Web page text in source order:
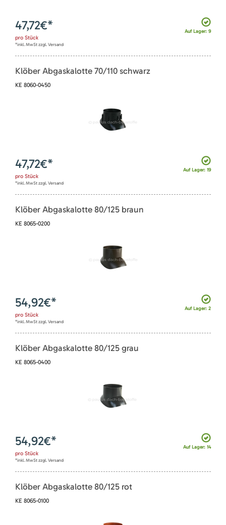
Auf Lager: 9
47,72€*
pro Stück
*inkl. MwSt zzgl. Versand
Klöber Abgaskalotte 70/110 schwarz
KE 8060-0450
Auf Lager: 19
47,72€*
pro Stück
*inkl. MwSt zzgl. Versand
Klöber Abgaskalotte 80/125 braun
KE 8065-0200
Auf Lager: 2
54,92€*
pro Stück
*inkl. MwSt zzgl. Versand
Klöber Abgaskalotte 80/125 grau
KE 8065-0400
Auf Lager: 14
54,92€*
pro Stück
*inkl. MwSt zzgl. Versand
Klöber Abgaskalotte 80/125 rot
KE 8065-0100